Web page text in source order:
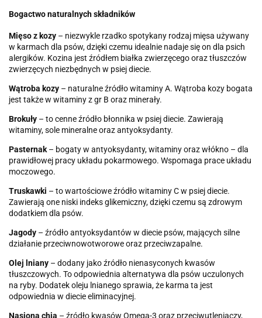
Bogactwo naturalnych składników
Mięso z kozy – niezwykle rzadko spotykany rodzaj mięsa używany
w karmach dla psów, dzięki czemu idealnie nadaje się on dla psich
alergików. Kozina jest źródłem białka zwierzęcego oraz tłuszczów
zwierzęcych niezbędnych w psiej diecie.
Wątroba kozy – naturalne źródło witaminy A. Wątroba kozy bogata
jest także w witaminy z gr B oraz minerały.
Brokuły – to cenne źródło błonnika w psiej diecie. Zawierają
witaminy, sole mineralne oraz antyoksydanty.
Pasternak – bogaty w antyoksydanty, witaminy oraz włókno – dla
prawidłowej pracy układu pokarmowego. Wspomaga prace układu
moczowego.
Truskawki – to wartościowe źródło witaminy C w psiej diecie.
Zawierają one niski indeks glikemiczny, dzięki czemu są zdrowym
dodatkiem dla psów.
Jagody – źródło antyoksydantów w diecie psów, mających silne
działanie przeciwnowotworowe oraz przeciwzapalne.
Olej lniany – dodany jako źródło nienasyconych kwasów
tłuszczowych. To odpowiednia alternatywa dla psów uczulonych
na ryby. Dodatek oleju lnianego sprawia, że karma ta jest
odpowiednia w diecie eliminacyjnej.
Nasiona chia – źródło kwasów Omega-3 oraz przeciwutleniaczy,